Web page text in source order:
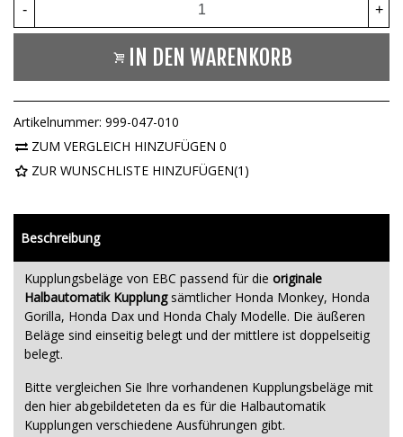
- +
IN DEN WARENKORB
Artikelnummer: 999-047-010
ZUM VERGLEICH HINZUFÜGEN 0
ZUR WUNSCHLISTE HINZUFÜGEN(1 )
Beschreibung
Kupplungsbeläge von EBC passend für die originale
Halbautomatik Kupplungsämtlicher Honda Monkey, Honda
Gorilla, Honda Dax und Honda Chaly Modelle. Die äußeren
Beläge sind einseitig belegt und der mittlere ist doppelseitig
belegt.
Bitte vergleichen Sie Ihre vorhandenen Kupplungsbeläge mit
den hier abgebildeteten da es für die Halbautomatik
Kupplungen verschiedene Ausführungen gibt.